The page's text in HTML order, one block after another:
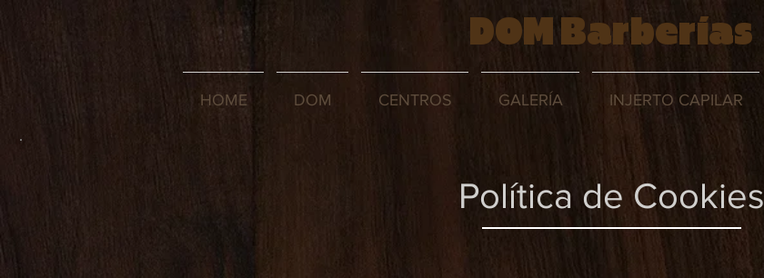
DOM Barberías
HOME DOM CENTROS GALERÍA INJERTO CAPILAR
Política de Cookies